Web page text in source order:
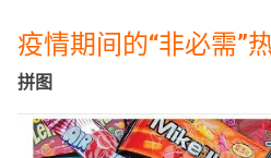
疫情期间的“非必需”
拼图